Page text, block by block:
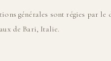
générales sont régies par
de Bari, Italie.